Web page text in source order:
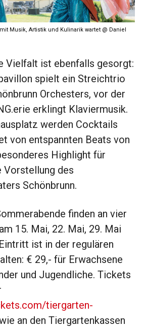
Musik, Artistik und Kulinarik wartet @ Daniel
Vielfalt ist ebenfalls gesorgt:
spielt ein Streichtrio
Orchesters, vor der
erklingt Klaviermusik.
werden Cocktails
von entspannten Beats von
Highlight für
Vorstellung des
Schönbrunn.
finden an vier
15. Mai, 22. Mai, 29. Mai
ist in der regulären
€ 29,- für Erwachsene
und Jugendliche. Tickets
tiergarten-
an den Tiergartenkassen